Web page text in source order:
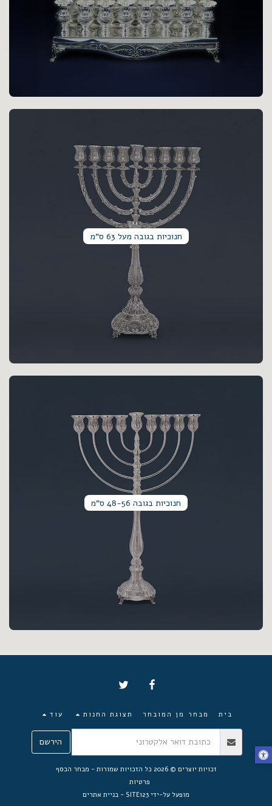
חנוכיות בגובה מעל 63 ס"מ
חנוכיות בגובה 48-56 ס"מ
בית מבחר מן המובחר תצוגת החנות עוד
הירשם
זכויות יוצרים © 2026 כל הזכויות שמורות -
מבחר הכסף
פרטיות
מופעל על-ידי SITE123
- בניית אתרים